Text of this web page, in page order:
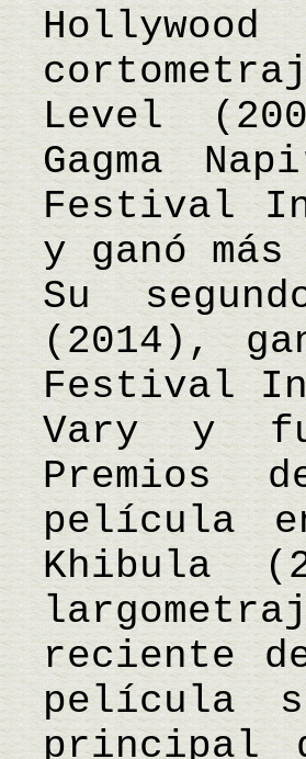
Level
Gagma
Festival
y ganó
Su
(2014),
Festival
Vary y
Premios
película
Khibula
reciente
película
principal